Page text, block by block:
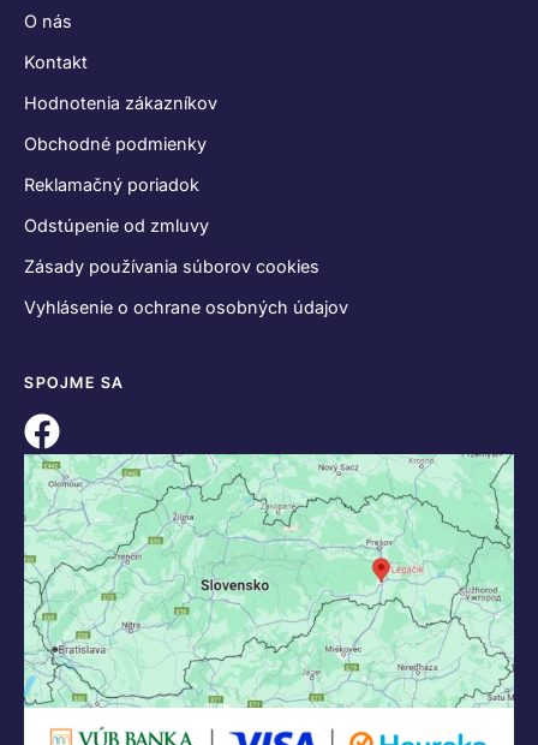
O nás
Kontakt
Hodnotenia zákazníkov
Obchodné podmienky
Reklamačný poriadok
Odstúpenie od zmluvy
Zásady používania súborov cookies
Vyhlásenie o ochrane osobných údajov
SPOJME SA